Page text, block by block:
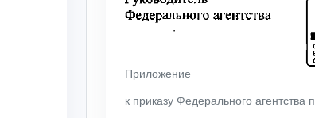
Приложение
к приказу Федерального